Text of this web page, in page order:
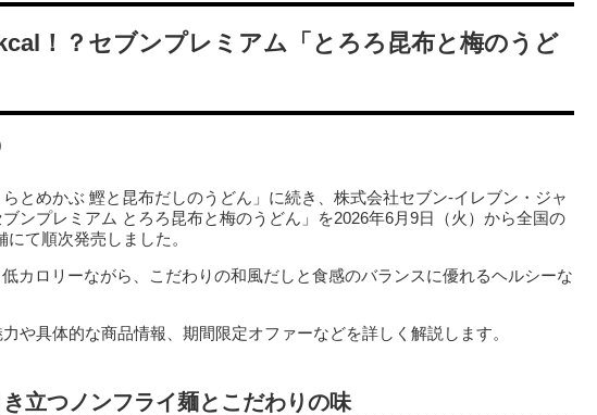
！？セブンプレミアム「とろろ昆布と梅のうど
とめかぶ 鰹と昆布だしのうどん」に続き、株式会社セブン‐イレブン・ジャ
ンプレミアム とろろ昆布と梅のうどん」を2026年6月9日（火）から全国の
にて順次発売しました。
カロリーながら、こだわりの和風だしと食感のバランスに優れるヘルシーな
や具体的な商品情報、期間限定オファーなどを詳しく解説します。
立つノンフライ麺とこだわりの味